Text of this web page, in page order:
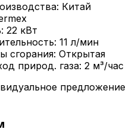
Китай
22 кВт
11 л/мин
сгорания: Открытая
природ. газа: 2 м³/час
предложение